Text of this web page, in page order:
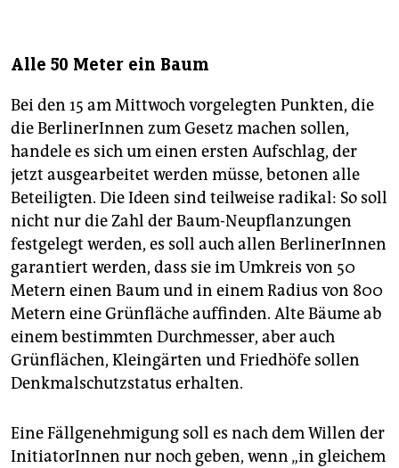
Alle 50 Meter ein Baum
Bei den 15 am Mittwoch vorgelegten Punkten, die
die BerlinerInnen zum Gesetz machen sollen,
handele es sich um einen ersten Aufschlag, der
jetzt ausgearbeitet werden müsse, betonen alle
Beteiligten. Die Ideen sind teilweise radikal: So soll
nicht nur die Zahl der Baum-Neupflanzungen
festgelegt werden, es soll auch allen BerlinerInnen
garantiert werden, dass sie im Umkreis von 50
Metern einen Baum und in einem Radius von 800
Metern eine Grünfläche auffinden. Alte Bäume ab
einem bestimmten Durchmesser, aber auch
Grünflächen, Kleingärten und Friedhöfe sollen
Denkmalschutzstatus erhalten.
Eine Fällgenehmigung soll es nach dem Willen der
InitiatorInnen nur noch geben, wenn „in gleichem